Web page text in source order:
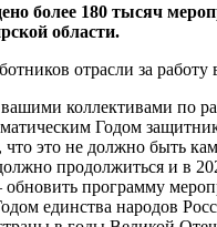
более 180 тысяч
области.
отрасли за работу
коллективами по
Годом
это не должно быть
продолжиться и в
программу
единства народов